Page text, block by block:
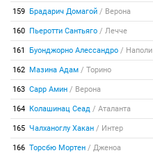
159 Брадарич Домагой / Верона
160 Пьеротти Сантьяго / Лечче
161 Буонджорно Алессандро / Наполи
162 Мазина Адам / Торино
163 Сарр Амин / Верона
164 Колашинац Сеад / Аталанта
165 Чалханоглу Хакан / Интер
166 Торсбю Мортен / Дженоа